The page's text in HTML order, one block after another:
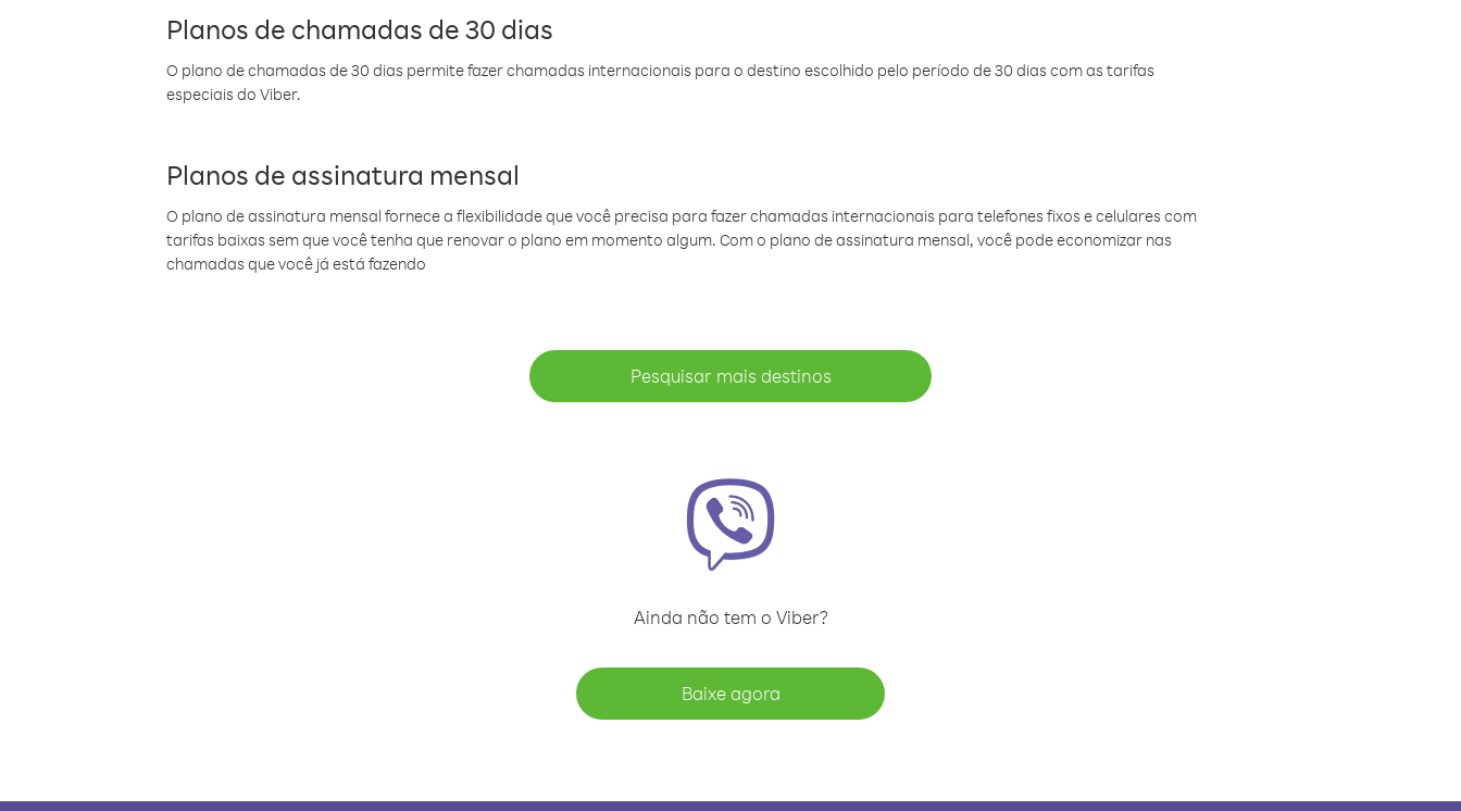
Planos de chamadas de 30 dias
O plano de chamadas de 30 dias permite fazer chamadas internacionais para o destino escolhido pelo período de 30 dias com as tarifas
especiais do Viber.
Planos de assinatura mensal
O plano de assinatura mensal fornece a flexibilidade que você precisa para fazer chamadas internacionais para telefones fixos e celulares com
tarifas baixas sem que você tenha que renovar o plano em momento algum. Com o plano de assinatura mensal, você pode economizar nas
chamadas que você já está fazendo
Pesquisar mais destinos
Ainda não tem o Viber?
Baixe agora